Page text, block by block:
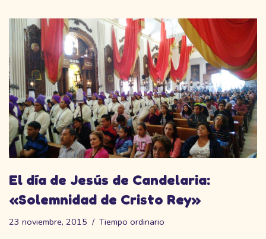
El día de Jesús de Candelaria:
«Solemnidad de Cristo Rey»
23 noviembre, 2015 Tiempo ordinario